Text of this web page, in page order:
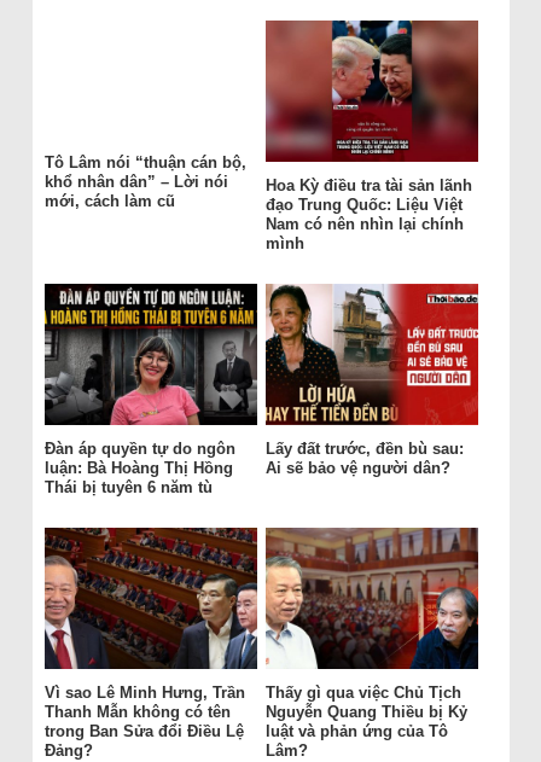
Tô Lâm nói “thuận cán bộ,
khổ nhân dân” – Lời nói
mới, cách làm cũ
Hoa Kỳ điều tra tài sản lãnh
đạo Trung Quốc: Liệu Việt
Nam có nên nhìn lại chính
mình
Đàn áp quyền tự do ngôn
luận: Bà Hoàng Thị Hồng
Thái bị tuyên 6 năm tù
Lấy đất trước, đền bù sau:
Ai sẽ bảo vệ người dân?
Vì sao Lê Minh Hưng, Trần
Thanh Mẫn không có tên
trong Ban Sửa đổi Điều Lệ
Đảng?
Thấy gì qua việc Chủ Tịch
Nguyễn Quang Thiều bị Kỷ
luật và phản ứng của Tô
Lâm?